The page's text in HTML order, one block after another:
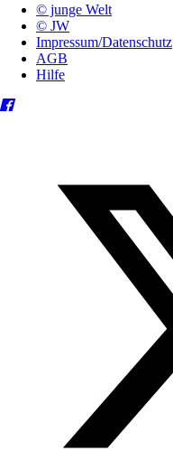
© junge Welt
© JW
Impressum/Datenschutz
AGB
Hilfe